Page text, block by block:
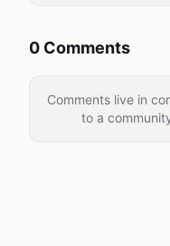
0 Comments
Comments live in
to a